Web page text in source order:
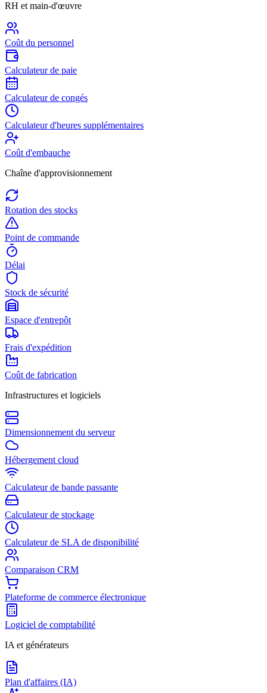
RH et main-d'œuvre
Coût du personnel
Calculateur de paie
Calculateur de congés
Calculateur d'heures supplémentaires
Coût d'embauche
Chaîne d'approvisionnement
Rotation des stocks
Point de commande
Délai
Stock de sécurité
Espace d'entrepôt
Frais d'expédition
Coût de fabrication
Infrastructures et logiciels
Dimensionnement du serveur
Hébergement cloud
Calculateur de bande passante
Calculateur de stockage
Calculateur de SLA de disponibilité
Comparaison CRM
Plateforme de commerce électronique
Logiciel de comptabilité
IA et générateurs
Plan d'affaires (IA)